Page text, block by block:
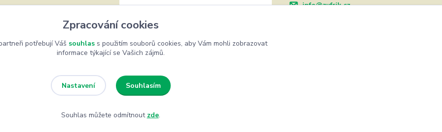
info@zufrik.cz
Zpracování cookies
potřebují Váš souhlass použitím souborů cookies, aby Vám mohli zobrazovat
informace týkající se Vašich zájmů.
Nastavení Souhlasím
Souhlas můžete odmítnout zde.